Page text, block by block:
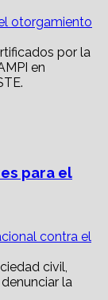
otorgamiento
para el
contra el